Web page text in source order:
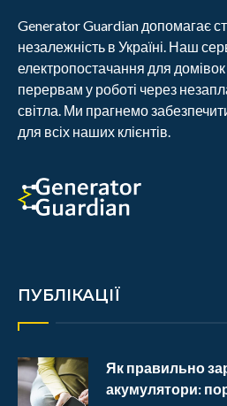
Generator Guardian допомагає
незалежність в Україні. Наш
електропостачання для домівок
перервам у роботі через
світла. Ми прагнемо
для всіх наших клієнтів.
ПУБЛІКАЦІЇ
Як правильно
акумулятори: